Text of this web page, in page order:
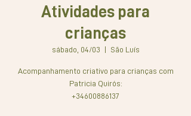
Atividades para
crianças
sábado, 04/03 São Luís
Acompanhamento criativo para crianças com
Patricia Quirós:
+34600886137